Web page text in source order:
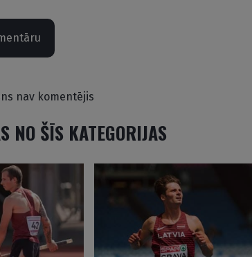
nav komentējis
NO ŠĪS KATEGORIJAS